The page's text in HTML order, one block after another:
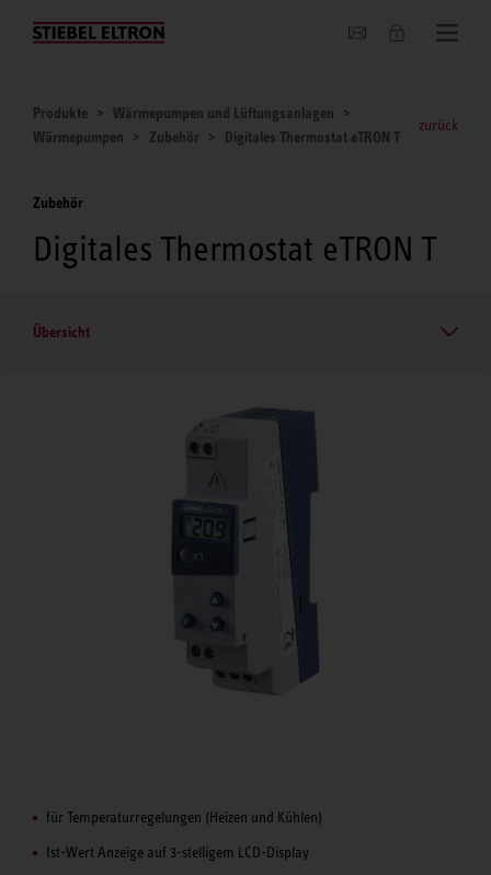
Unternehmen
Produkte
Wärmepumpen und Lüftungsanlagen
Wärmepumpen
Zubehör Digitales Thermostat eTRON T
zurück
Zubehör
Digitales Thermostat eTRON T
Übersicht
für Temperaturregelungen (Heizen und Kühlen)
Ist-Wert Anzeige auf 3-stelligem LCD-Display